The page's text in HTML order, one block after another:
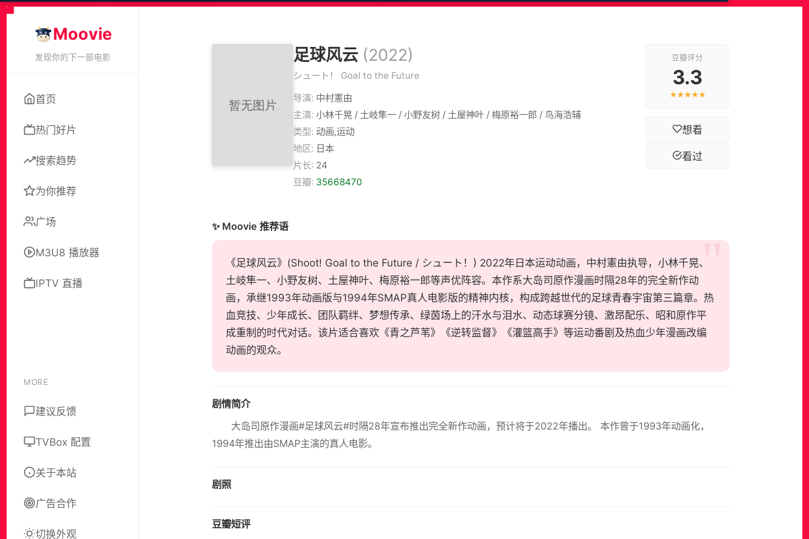
Moovie
发现你的下一部电影
首页
热门好片
搜索趋势
为你推荐
广场
M3U8 播放器
IPTV 直播
MORE
建议反馈
TVBox 配置
关于本站
广告合作
切换外观
足球风云 (2022)
シュート！ Goal to the Future
导演: 中村憲由
主演: 小林千晃 / 土岐隼一 / 小野友树 / 土屋神叶 / 梅原裕一郎 / 鸟海浩辅
类型: 动画,运动
地区: 日本
片长: 24
豆瓣: 35668470
豆瓣评分
3.3
★★★★★
想看
看过
✨ Moovie 推荐语
《足球风云》(Shoot! Goal to the Future / シュート！) 2022年日本运动动画，中村憲由执导，小林千晃、
土岐隼一、小野友树、土屋神叶、梅原裕一郎等声优阵容。本作系大岛司原作漫画时隔28年的完全新作动
画，承继1993年动画版与1994年SMAP真人电影版的精神内核，构成跨越世代的足球青春宇宙第三篇章。热
血竞技、少年成长、团队羁绊、梦想传承、绿茵场上的汗水与泪水、动态球赛分镜、激昂配乐、昭和原作平
成重制的时代对话。该片适合喜欢《青之芦苇》《逆转监督》《灌篮高手》等运动番剧及热血少年漫画改编
动画的观众。
剧情简介
大岛司原作漫画#足球风云#时隔28年宣布推出完全新作动画，预计将于2022年播出。 本作曾于1993年动画化，
1994年推出由SMAP主演的真人电影。
剧照
豆瓣短评